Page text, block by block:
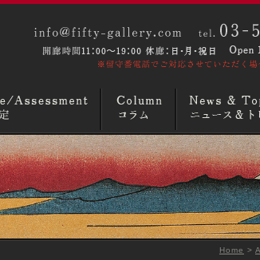
画廊概要 お問い合わせ
Home >